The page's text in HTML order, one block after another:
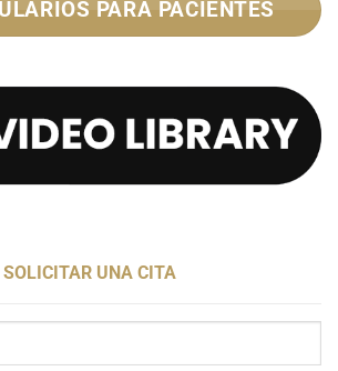
PARA PACIENTES
SOLICITAR UNA CITA